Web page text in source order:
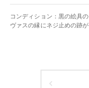
コンディション：黒の絵具
ヴァスの縁にネジ止めの跡